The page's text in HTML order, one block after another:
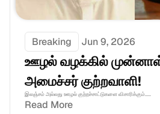
Breaking Jun 9, 2026
ஊழல் வழக்கில் முன்னாள்
அமைச்சர் குற்றவாளி!
இலஞ்சம் அல்லது ஊழல் குற்றச்சாட்டுகளை விசாரிக்கும்.....
Read More